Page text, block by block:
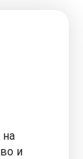
и